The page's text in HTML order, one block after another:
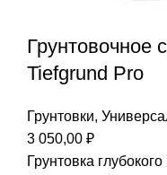
Грунтовочное
Tiefgrund Pro
Грунтовки,
3 050,00 ₽
Грунтовка